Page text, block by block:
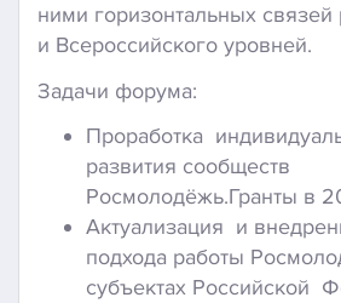
ними горизонтальных связей
и Всероссийского уровней.
Задачи форума:
Проработка
развития сообществ
Росмолодёжь.Гранты в
Актуализация и
подхода работы
субъектах Российской